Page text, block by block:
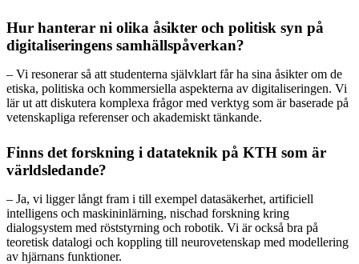
Hur hanterar ni olika åsikter och politisk syn på
digitaliseringens samhällspåverkan?
– Vi resonerar så att studenterna självklart får ha sina åsikter om de
etiska, politiska och kommersiella aspekterna av digitaliseringen. Vi
lär ut att diskutera komplexa frågor med verktyg som är baserade på
vetenskapliga referenser och akademiskt tänkande.
Finns det forskning i datateknik på KTH som är
världsledande?
– Ja, vi ligger långt fram i till exempel datasäkerhet, artificiell
intelligens och maskininlärning, nischad forskning kring
dialogsystem med röststyrning och robotik. Vi är också bra på
teoretisk datalogi och koppling till neurovetenskap med modellering
av hjärnans funktioner.